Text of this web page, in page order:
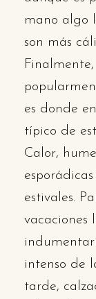
mano algo
son más
es donde
típico de
Calor,
estivales.
vacaciones
intenso de
tarde,